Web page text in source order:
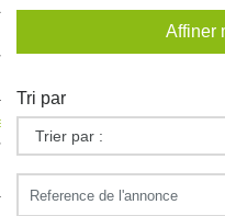
à NESTOR
Affiner
Tri par